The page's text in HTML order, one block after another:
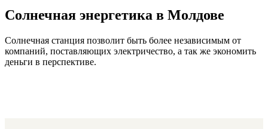
Солнечная энергетика в Молдове
Солнечная станция позволит быть более независимым от
компаний, поставляющих электричество, а так же экономить
деньги в перспективе.